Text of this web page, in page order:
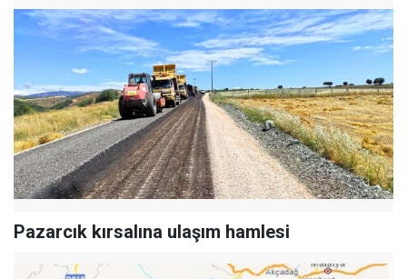
Pazarcık kırsalına ulaşım hamlesi